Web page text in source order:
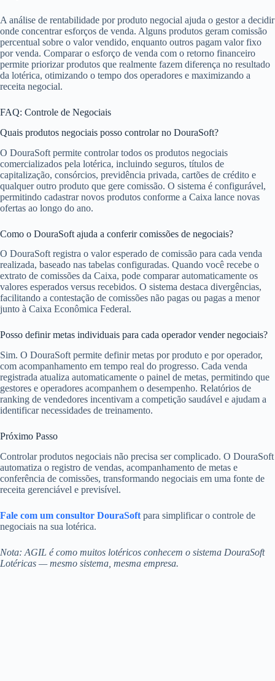
A análise de rentabilidade por produto negocial ajuda o gestor a decidir
onde concentrar esforços de venda. Alguns produtos geram comissão
percentual sobre o valor vendido, enquanto outros pagam valor fixo
por venda. Comparar o esforço de venda com o retorno financeiro
permite priorizar produtos que realmente fazem diferença no resultado
da lotérica, otimizando o tempo dos operadores e maximizando a
receita negocial.
FAQ: Controle de Negociais
Quais produtos negociais posso controlar no DouraSoft?
O DouraSoft permite controlar todos os produtos negociais
comercializados pela lotérica, incluindo seguros, títulos de
capitalização, consórcios, previdência privada, cartões de crédito e
qualquer outro produto que gere comissão. O sistema é configurável,
permitindo cadastrar novos produtos conforme a Caixa lance novas
ofertas ao longo do ano.
Como o DouraSoft ajuda a conferir comissões de negociais?
O DouraSoft registra o valor esperado de comissão para cada venda
realizada, baseado nas tabelas configuradas. Quando você recebe o
extrato de comissões da Caixa, pode comparar automaticamente os
valores esperados versus recebidos. O sistema destaca divergências,
facilitando a contestação de comissões não pagas ou pagas a menor
junto à Caixa Econômica Federal.
Posso definir metas individuais para cada operador vender negociais?
Sim. O DouraSoft permite definir metas por produto e por operador,
com acompanhamento em tempo real do progresso. Cada venda
registrada atualiza automaticamente o painel de metas, permitindo que
gestores e operadores acompanhem o desempenho. Relatórios de
ranking de vendedores incentivam a competição saudável e ajudam a
identificar necessidades de treinamento.
Próximo Passo
Controlar produtos negociais não precisa ser complicado. O DouraSoft
automatiza o registro de vendas, acompanhamento de metas e
conferência de comissões, transformando negociais em uma fonte de
receita gerenciável e previsível.
Fale com um consultor DouraSoft para simplificar o controle de
negociais na sua lotérica.
Nota: AGIL é como muitos lotéricos conhecem o sistema DouraSoft
Lotéricas — mesmo sistema, mesma empresa.